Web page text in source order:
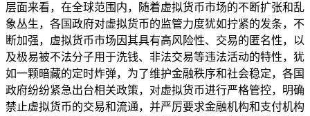
层面来看，在全球范围内，随着虚拟货币市场的不断扩张和乱
象丛生，各国政府对虚拟货币的监管力度犹如拧紧的发条，不
断加强，虚拟货币市场因其具有高风险性、交易的匿名性，以
及极易被不法分子用于洗钱、非法交易等违法活动的特性，犹
如一颗暗藏的定时炸弹，为了维护金融秩序和社会稳定，各国
政府纷纷紧急出台相关政策，对虚拟货币进行严格管控，明确
禁止虚拟货币的交易和流通，并严厉要求金融机构和支付机构